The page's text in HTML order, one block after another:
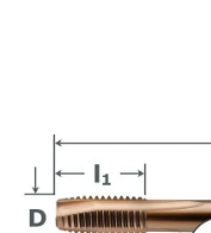
hviezdičiek.